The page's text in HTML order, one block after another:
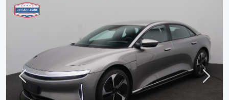
Previous Next